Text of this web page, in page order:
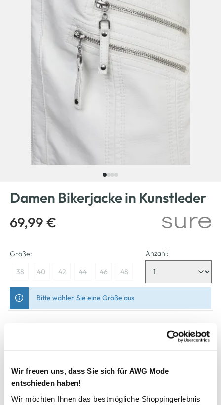
Wir freuen uns, dass Sie sich für AWG Mode
entschieden haben!
Wir möchten Ihnen das bestmögliche Shoppingerlebnis
Damen Bikerjacke in Kunstleder
69,99 €
Größe:
38 40 42 44 46 48
Anzahl:
Bitte wählen Sie eine Größe aus